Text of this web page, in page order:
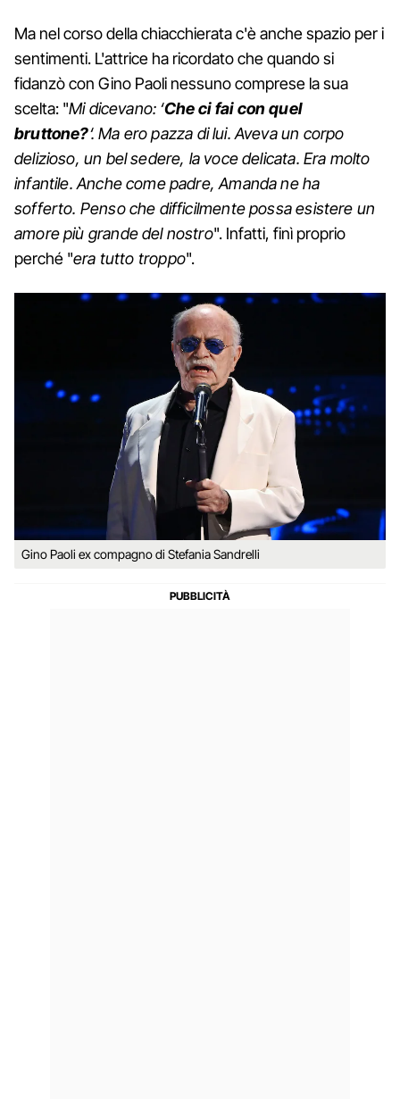
Ma nel corso della chiacchierata c'è anche spazio per i
sentimenti. L'attrice ha ricordato che quando si
fidanzò con Gino Paoli nessuno comprese la sua
scelta: "Mi dicevano: ‘Che ci fai con quel
bruttone?‘. Ma ero pazza di lui. Aveva un corpo
delizioso, un bel sedere, la voce delicata. Era molto
infantile. Anche come padre, Amanda ne ha
sofferto. Penso che difficilmente possa esistere un
amore più grande del nostro". Infatti, finì proprio
perché "era tutto troppo".
Gino Paoli ex compagno di Stefania Sandrelli